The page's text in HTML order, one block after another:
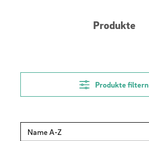
Produkte
Produkte filtern